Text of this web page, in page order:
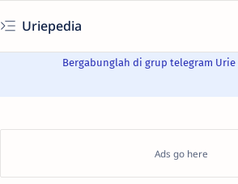
Uriepedia
Bergabunglah di grup telegram Urie